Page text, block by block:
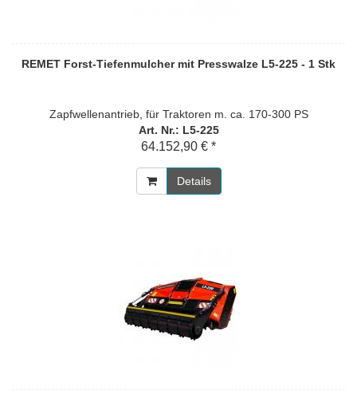
REMET Forst-Tiefenmulcher mit Presswalze L5-225 - 1 Stk
Zapfwellenantrieb, für Traktoren m. ca. 170-300 PS
Art. Nr.: L5-225
64.152,90 € *
Details